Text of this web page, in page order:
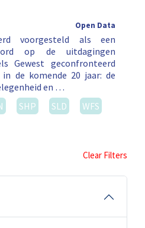
Open Data
voorgesteld als een
op de uitdagingen
Gewest geconfronteerd
de komende 20 jaar: de
en …
SHP SLD
WFS
Clear Filters